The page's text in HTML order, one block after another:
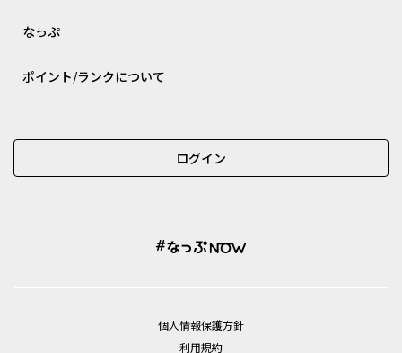
なっぷ
ポイント/ランクについて
ログイン
個⼈情報保護⽅針
利用規約